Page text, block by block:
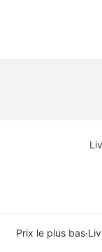
Prix le plus bas·